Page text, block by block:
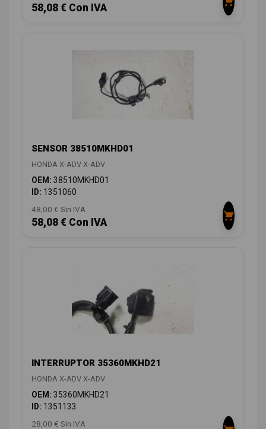
58,08 € Con IVA
SENSOR 38510MKHD01
HONDA X-ADV X-ADV
OEM: 38510MKHD01
ID: 1351060
48,00 € Sin IVA
58,08 € Con IVA
INTERRUPTOR 35360MKHD21
HONDA X-ADV X-ADV
OEM: 35360MKHD21
ID: 1351133
28,00 € Sin IVA